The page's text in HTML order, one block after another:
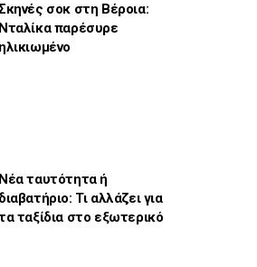
σοκ στη Βέροια:
Νταλίκα παρέσυρε
ηλικιωμένο
Νέα ταυτότητα ή
διαβατήριο: Τι αλλάζει για
ταξίδια στο εξωτερικό